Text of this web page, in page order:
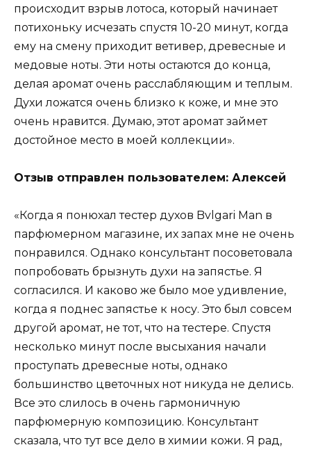
происходит взрыв лотоса, который начинает
потихоньку исчезать спустя 10-20 минут, когда
ему на смену приходит ветивер, древесные и
медовые ноты. Эти ноты остаются до конца,
делая аромат очень расслабляющим и теплым.
Духи ложатся очень близко к коже, и мне это
очень нравится. Думаю, этот аромат займет
достойное место в моей коллекции».
Отзыв отправлен пользователем: Алексей
«Когда я понюхал тестер духов Bvlgari Man в
парфюмерном магазине, их запах мне не очень
понравился. Однако консультант посоветовала
попробовать брызнуть духи на запястье. Я
согласился. И каково же было мое удивление,
когда я поднес запястье к носу. Это был совсем
другой аромат, не тот, что на тестере. Спустя
несколько минут после высыхания начали
проступать древесные ноты, однако
большинство цветочных нот никуда не делись.
Все это слилось в очень гармоничную
парфюмерную композицию. Консультант
сказала, что тут все дело в химии кожи. Я рад,